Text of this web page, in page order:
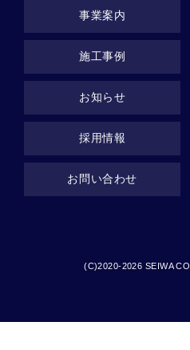
事業案内
施工事例
お知らせ
採用情報
お問い合わせ
(C)2020-2026 SEIWA